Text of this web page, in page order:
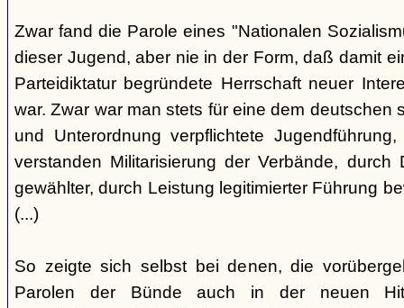
Zwar fand die Parole eines "Nationalen
dieser Jugend, aber nie in der Form, daß damit
Parteidiktatur begründete Herrschaft neuer
war. Zwar war man stets für eine dem deutschen
und Unterordnung verpflichtete
verstanden Militarisierung der Verbände,
gewählter, durch Leistung legitimierter Führung
(...)
So zeigte sich selbst bei denen, die
Parolen der Bünde auch in der neuen